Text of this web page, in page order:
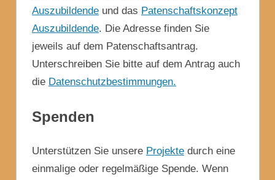
Auszubildende und das Patenschaftskonzept
Auszubildende. Die Adresse finden Sie
jeweils auf dem Patenschaftsantrag.
Unterschreiben Sie bitte auf dem Antrag auch
die Datenschutzbestimmungen.
Spenden
Unterstützen Sie unsere Projekte durch eine
einmalige oder regelmäßige Spende. Wenn